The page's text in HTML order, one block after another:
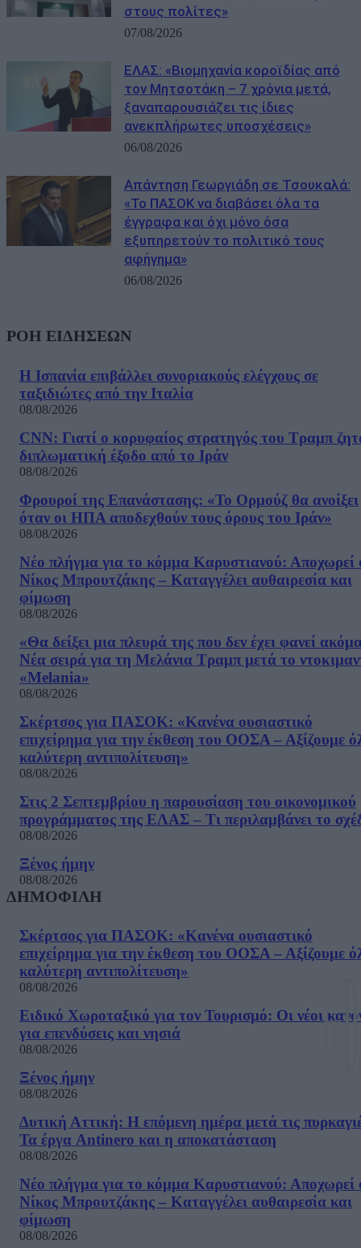
στους πολίτες»
07/08/2026
ΕΛΑΣ: «Βιομηχανία κοροϊδίας από
τον Μητσοτάκη – 7 χρόνια μετά,
ξαναπαρουσιάζει τις ίδιες
ανεκπλήρωτες υποσχέσεις»
06/08/2026
Απάντηση Γεωργιάδη σε Τσουκαλά:
«Το ΠΑΣΟΚ να διαβάσει όλα τα
έγγραφα και όχι μόνο όσα
εξυπηρετούν το πολιτικό τους
αφήγημα»
06/08/2026
ΡΟΗ ΕΙΔΗΣΕΩΝ
Η Ισπανία επιβάλλει συνοριακούς ελέγχους σε
ταξιδιώτες από την Ιταλία
08/08/2026
CNN: Γιατί ο κορυφαίος στρατηγός του Τραμπ
διπλωματική έξοδο από το Ιράν
08/08/2026
Φρουροί της Επανάστασης: «Το Ορμούζ θα ανοίξει
όταν οι ΗΠΑ αποδεχθούν τους όρους του Ιράν»
08/08/2026
Νέο πλήγμα για το κόμμα Καρυστιανού: Αποχωρεί
Νίκος Μπρουτζάκης – Καταγγέλει αυθαιρεσία και
φίμωση
08/08/2026
«Θα δείξει μια πλευρά της που δεν έχει φανεί
Νέα σειρά για τη Μελάνια Τραμπ μετά το
«Melania»
08/08/2026
Σκέρτσος για ΠΑΣΟΚ: «Κανένα ουσιαστικό
επιχείρημα για την έκθεση του ΟΟΣΑ – Αξίζουμε
καλύτερη αντιπολίτευση»
08/08/2026
Στις 2 Σεπτεμβρίου η παρουσίαση του οικονομικού
προγράμματος της ΕΛΑΣ – Τι περιλαμβάνει το
08/08/2026
Ξένος ήμην
08/08/2026
ΔΗΜΟΦΙΛΗ
Σκέρτσος για ΠΑΣΟΚ: «Κανένα ουσιαστικό
επιχείρημα για την έκθεση του ΟΟΣΑ – Αξίζουμε
καλύτερη αντιπολίτευση»
08/08/2026
Ειδικό Χωροταξικό για τον Τουρισμό: Οι νέοι
για επενδύσεις και νησιά
08/08/2026
Ξένος ήμην
08/08/2026
Δυτική Αττική: Η επόμενη ημέρα μετά τις
Τα έργα Antinero και η αποκατάσταση
08/08/2026
Νέο πλήγμα για το κόμμα Καρυστιανού: Αποχωρεί
Νίκος Μπρουτζάκης – Καταγγέλει αυθαιρεσία και
φίμωση
08/08/2026